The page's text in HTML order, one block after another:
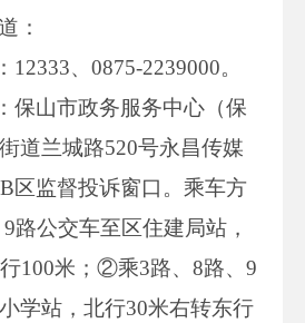
：
12333、0875-2239000。
保山市政务服务中心（保
道兰城路520号永昌传媒
区监督投诉窗口。乘车方
公交车至区住建局站，
100米；②乘3路、8路、9
学站，北行30米右转东行